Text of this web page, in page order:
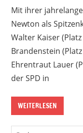
Mit ihrer
Newton als
Walter Kaiser
Brandenstein
Ehrentraut Lauer
der SPD in
WEITERLESEN